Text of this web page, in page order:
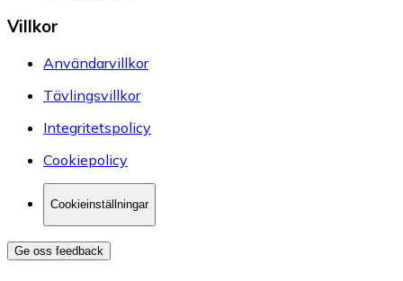
Villkor
Användarvillkor
Tävlingsvillkor
Integritetspolicy
Cookiepolicy
Cookieinställningar
Ge oss feedback